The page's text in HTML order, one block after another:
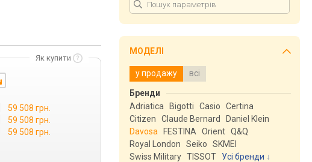
Як купити
59 508 грн.
59 508 грн.
59 508 грн.
МОДЕЛІ
у продажу всі
Бренди
Adriatica
Bigotti Casio
Certina
Citizen
Claude Bernard
Daniel Klein
Davosa
FESTINA Orient Q&Q
Royal London
Seiko
SKMEI
Swiss Military TISSOT
Усі бренди